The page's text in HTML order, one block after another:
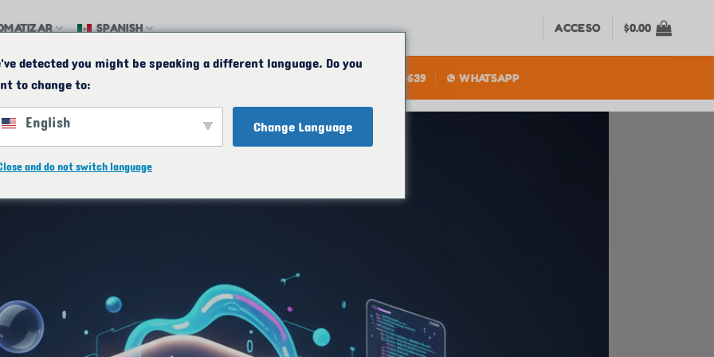
SPANISH ACCESO $0.00
MAPA +1(305) 384-5639 WHATSAPP
detected you might be speaking a different language. Do you
to change to:
English Change Language
and do not switch language